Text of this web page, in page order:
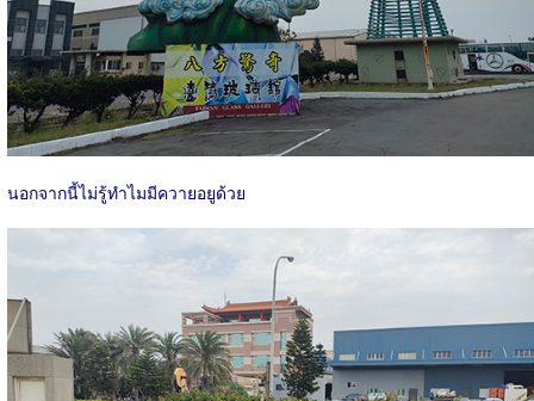
นอกจากนี้ไม่รู้ทำไมมีควายอยูด้วย